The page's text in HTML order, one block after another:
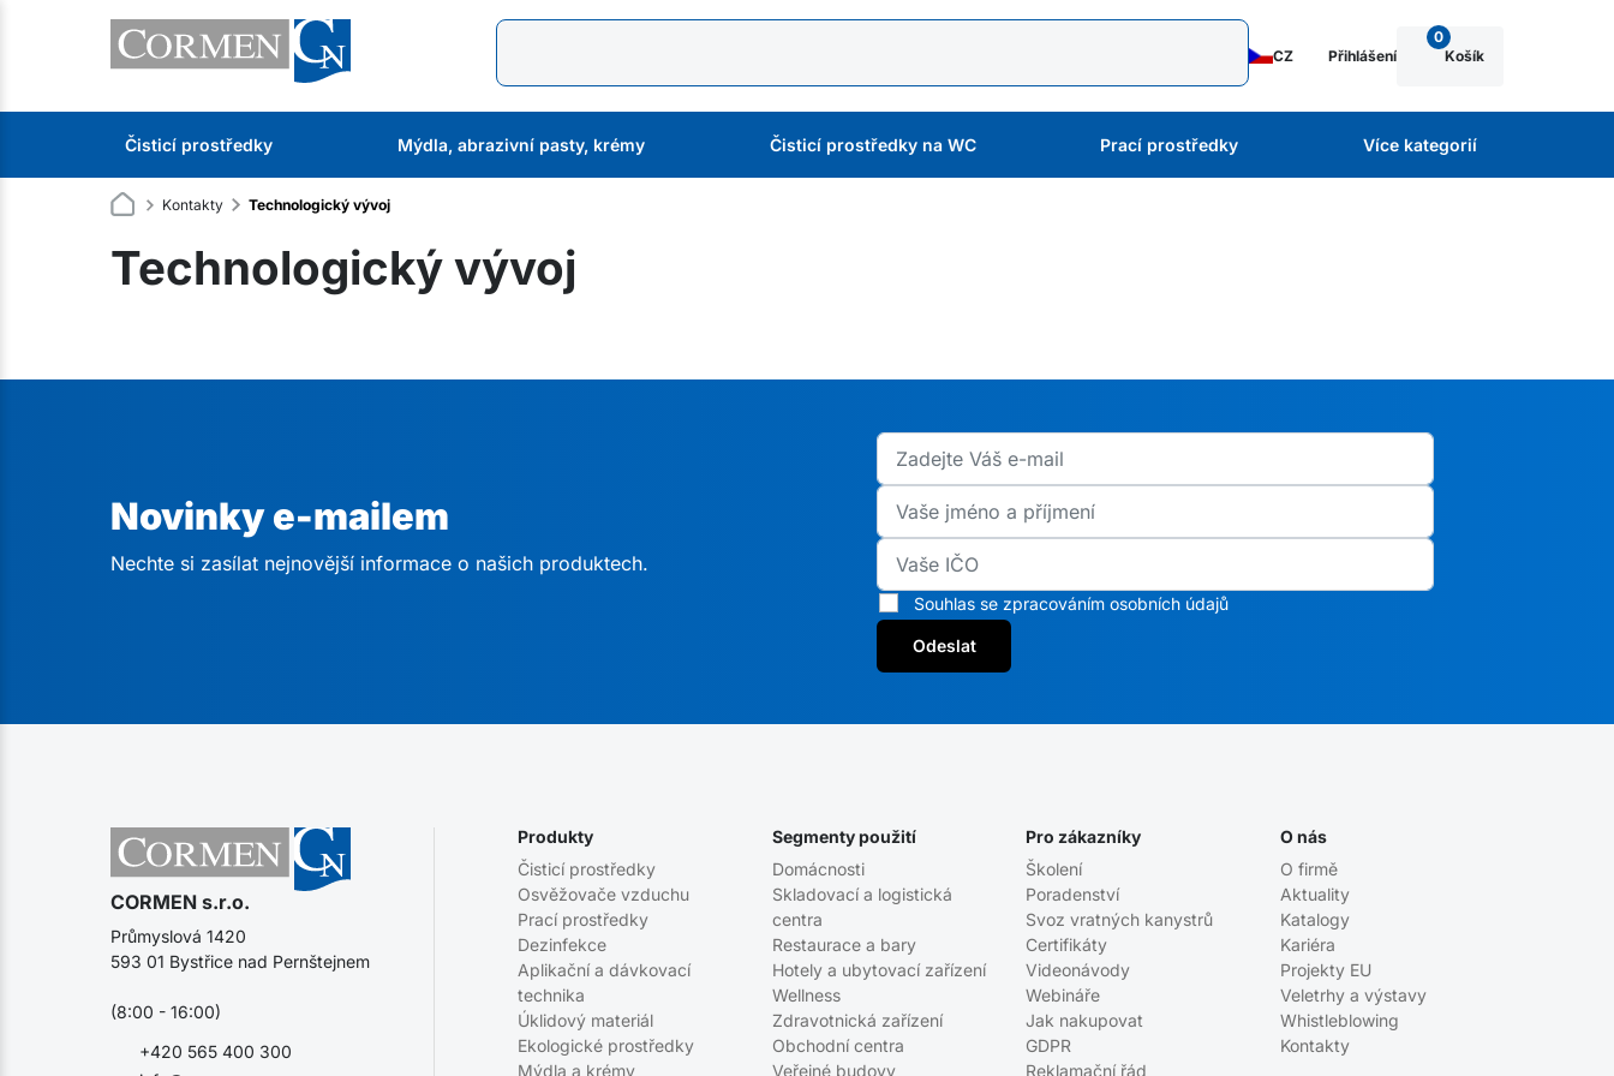
CZ Přihlášení
0
Košík
Čisticí prostředky Mýdla, abrazivní pasty, krémy Čisticí prostředky na WC Prací prostředky Více kategorií
Kontakty Technologický vývoj
Technologický vývoj
Novinky e-mailem
Nechte si zasílat nejnovější informace o našich produktech.
Souhlas se zpracováním osobních údajů
Odeslat
CORMEN s.r.o.
+420 565 400 300
Průmyslová 1420
593 01 Bystřice nad Pernštejnem
(8:00 - 16:00)
Produkty
Čisticí prostředky
Osvěžovače vzduchu
Prací prostředky
Dezinfekce
Aplikační a dávkovací
technika
Úklidový materiál
Ekologické prostředky
Mýdla a krémy
Segmenty použití
Domácnosti
Skladovací a logistická
centra
Restaurace a bary
Hotely a ubytovací zařízení
Wellness
Zdravotnická zařízení
Obchodní centra
Veřejné budovy
Pro zákazníky
Školení
Poradenství
Svoz vratných kanystrů
Certifikáty
Videonávody
Webináře
Jak nakupovat
GDPR
Reklamační řád
O nás
O firmě
Aktuality
Katalogy
Kariéra
Projekty EU
Veletrhy a výstavy
Whistleblowing
Kontakty